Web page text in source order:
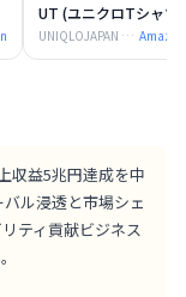
UT (ユニクロTシャツ)
UNIQLOJAPAN 30.2% Amazon
収益5兆円達成を中
ル浸透と市場シェ
ティ貢献ビジネス